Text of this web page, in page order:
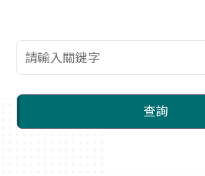
查詢關鍵字
查詢